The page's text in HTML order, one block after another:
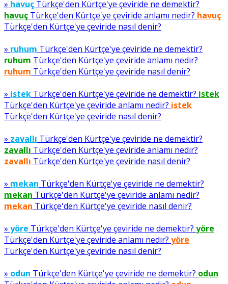
» havuç Türkçe'den Kürtçe'ye çeviride ne demektir?
havuç Türkçe'den Kürtçe'ye çeviride anlamı nedir? havuç
Türkçe'den Kürtçe'ye çeviride nasıl denir?
» ruhum Türkçe'den Kürtçe'ye çeviride ne demektir?
ruhum Türkçe'den Kürtçe'ye çeviride anlamı nedir?
ruhum Türkçe'den Kürtçe'ye çeviride nasıl denir?
» istek Türkçe'den Kürtçe'ye çeviride ne demektir? istek
Türkçe'den Kürtçe'ye çeviride anlamı nedir? istek
Türkçe'den Kürtçe'ye çeviride nasıl denir?
» zavallı Türkçe'den Kürtçe'ye çeviride ne demektir?
zavallı Türkçe'den Kürtçe'ye çeviride anlamı nedir?
zavallı Türkçe'den Kürtçe'ye çeviride nasıl denir?
» mekan Türkçe'den Kürtçe'ye çeviride ne demektir?
mekan Türkçe'den Kürtçe'ye çeviride anlamı nedir?
mekan Türkçe'den Kürtçe'ye çeviride nasıl denir?
» yöre Türkçe'den Kürtçe'ye çeviride ne demektir? yöre
Türkçe'den Kürtçe'ye çeviride anlamı nedir? yöre
Türkçe'den Kürtçe'ye çeviride nasıl denir?
» odun Türkçe'den Kürtçe'ye çeviride ne demektir? odun